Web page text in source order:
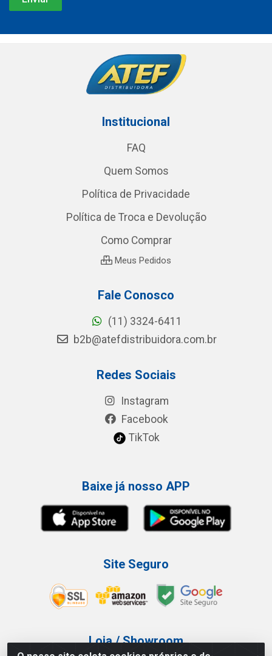
Institucional
FAQ
Quem Somos
Política de Privacidade
Política de Troca e Devolução
Como Comprar
Meus Pedidos
Fale Conosco
(11) 3324-6411
b2b@atefdistribuidora.com.br
Redes Sociais
Instagram
Facebook
TikTok
Baixe já nosso APP
Site Seguro
Loja / Showroom